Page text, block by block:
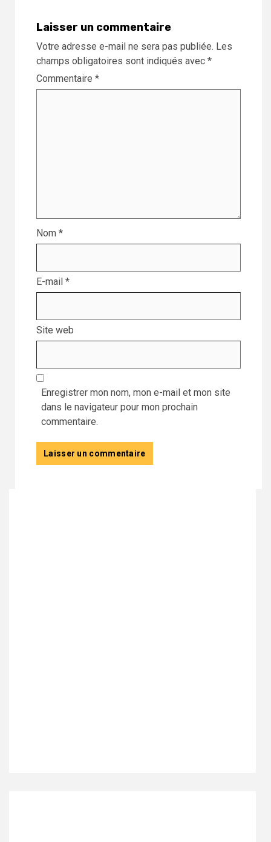
Laisser un commentaire
Votre adresse e-mail ne sera pas publiée. Les
champs obligatoires sont indiqués avec *
Commentaire *
Nom *
E-mail *
Site web
Enregistrer mon nom, mon e-mail et mon site
dans le navigateur pour mon prochain
commentaire.